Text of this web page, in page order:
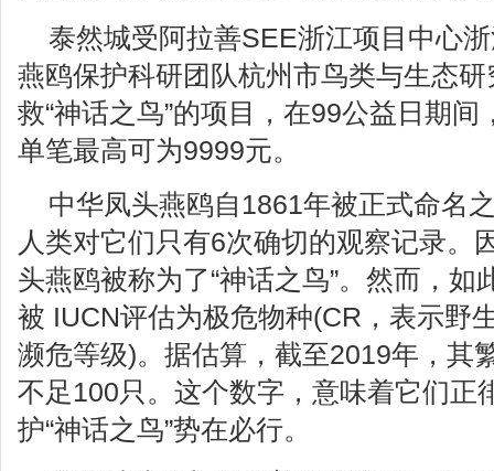
泰然城受阿拉善SEE浙江项目中心
燕鸥保护科研团队杭州市鸟类与生态
救“神话之鸟”的项目，在99公益日期
单笔最高可为9999元。
中华凤头燕鸥自1861年被正式命名
人类对它们只有6次确切的观察记录。
头燕鸥被称为了“神话之鸟”。然而，如
被 IUCN评估为极危物种(CR，表示野
濒危等级)。据估算，截至2019年，其
不足100只。这个数字，意味着它们正
护“神话之鸟”势在必行。